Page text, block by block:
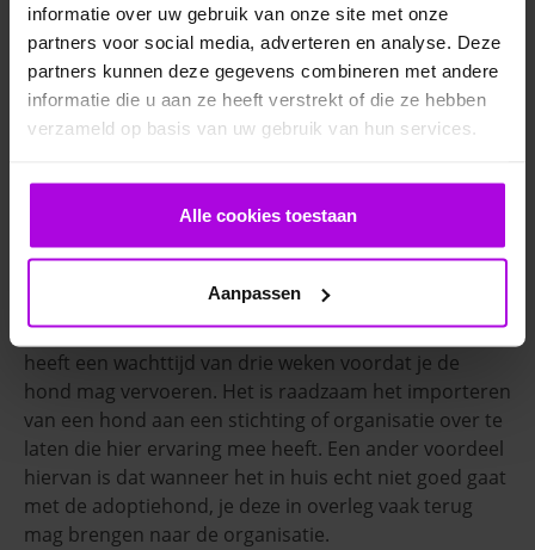
informatie over uw gebruik van onze site met onze
partners voor social media, adverteren en analyse. Deze
partners kunnen deze gegevens combineren met andere
informatie die u aan ze heeft verstrekt of die ze hebben
verzameld op basis van uw gebruik van hun services.
Alle cookies toestaan
Aanpassen
registreren, alvorens de hond te herplaatsen. Je moet
de hond binnen twee weken na de overname op jouw
naam registreren.Je leest hier alles over de chip en de
registratie ervan.
bijvoorbeeld vanaf een vakantieadres, dan zijn hier
strenge regels aan verbonden. Je moet ter plaatse
eerst een Nederlands UBN-nummer aanvragen bij het
registreren en de nodige vaccinaties, de onderzoeken
en het paspoort in orde maken. De rabiësvaccinatie
heeft een wachttijd van drie weken voordat je de
hond mag vervoeren. Het is raadzaam het importeren
van een hond aan een stichting of organisatie over te
laten die hier ervaring mee heeft. Een ander voordeel
hiervan is dat wanneer het in huis echt niet goed gaat
met de adoptiehond, je deze in overleg vaak terug
mag brengen naar de organisatie.